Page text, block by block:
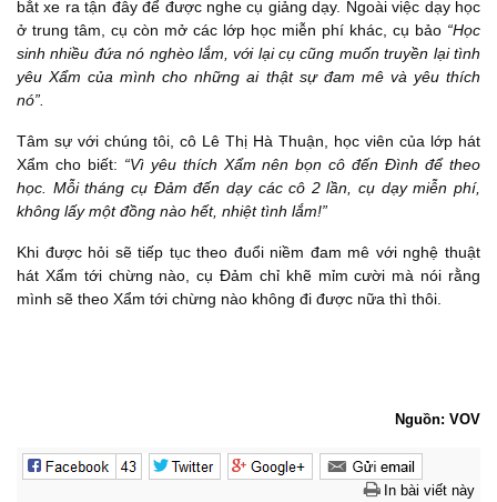
bắt xe ra tận đây để được nghe cụ giảng dạy. Ngoài việc dạy học
ở trung tâm, cụ còn mở các lớp học miễn phí khác, cụ bảo “Học
sinh nhiều đứa nó nghèo lắm, với lại cụ cũng muốn truyền lại tình
yêu Xẩm của mình cho những ai thật sự đam mê và yêu thích
nó”.
Tâm sự với chúng tôi, cô Lê Thị Hà Thuận, học viên của lớp hát
Xẩm cho biết: “Vì yêu thích Xẩm nên bọn cô đến Đình để theo
học. Mỗi tháng cụ Đảm đến dạy các cô 2 lần, cụ dạy miễn phí,
không lấy một đồng nào hết, nhiệt tình lắm!”
Khi được hỏi sẽ tiếp tục theo đuổi niềm đam mê với nghệ thuật
hát Xẩm tới chừng nào, cụ Đảm chỉ khẽ mỉm cười mà nói rằng
mình sẽ theo Xẩm tới chừng nào không đi được nữa thì thôi.
Nguồn: VOV
In bài viết này